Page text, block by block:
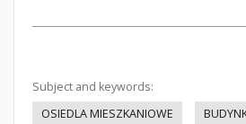
Subject and keywords:
OSIEDLA MIESZKANIOWE